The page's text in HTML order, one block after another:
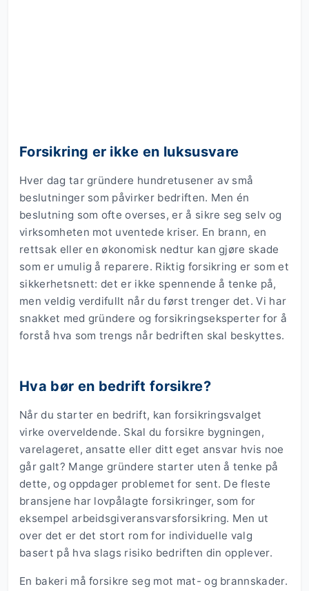
Forsikring er ikke en luksusvare
Hver dag tar gründere hundretusener av små
beslutninger som påvirker bedriften. Men én
beslutning som ofte overses, er å sikre seg selv og
virksomheten mot uventede kriser. En brann, en
rettsak eller en økonomisk nedtur kan gjøre skade
som er umulig å reparere. Riktig forsikring er som et
sikkerhetsnett: det er ikke spennende å tenke på,
men veldig verdifullt når du først trenger det. Vi har
snakket med gründere og forsikringseksperter for å
forstå hva som trengs når bedriften skal beskyttes.
Hva bør en bedrift forsikre?
Når du starter en bedrift, kan forsikringsvalget
virke overveldende. Skal du forsikre bygningen,
varelageret, ansatte eller ditt eget ansvar hvis noe
går galt? Mange gründere starter uten å tenke på
dette, og oppdager problemet for sent. De fleste
bransjene har lovpålagte forsikringer, som for
eksempel arbeidsgiveransvarsforsikring. Men ut
over det er det stort rom for individuelle valg
basert på hva slags risiko bedriften din opplever.
En bakeri må forsikre seg mot mat- og brannskader.